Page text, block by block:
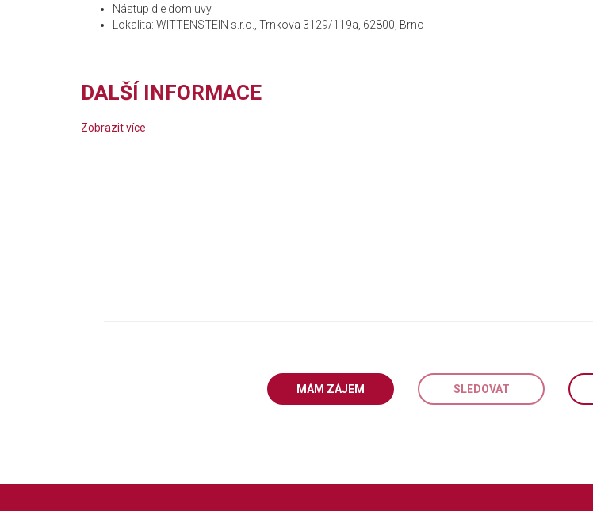
Nástup dle domluvy
Lokalita: WITTENSTEIN s.r.o., Trnkova 3129/119a, 62800, Brno
DALŠÍ INFORMACE
Zobrazit více
MÁM ZÁJEM SLEDOVAT